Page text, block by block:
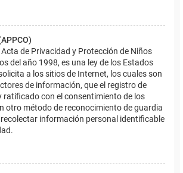
Acta de Privacidad y Protección de Niños
del año 1998, es una ley de los Estados
a los sitios de Internet, los cuales son
de información, que el registro de
ratificado con el consentimiento de los
otro método de reconocimiento de guardia
recolectar información personal identificable